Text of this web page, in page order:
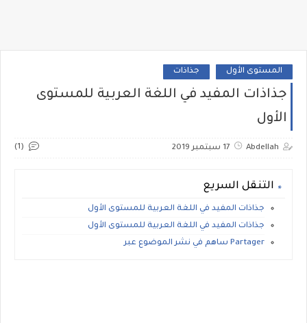
المستوى الأول جذاذات
جذاذات المفيد في اللغة العربية للمستوى
الأول
Abdellah 17 سبتمبر 2019 (1)
التنقل السريع
جذاذات المفيد في اللغة العربية للمستوى الأول
جذاذات المفيد في اللغة العربية للمستوى الأول
Partager ساهم في نشر الموضوع عبر